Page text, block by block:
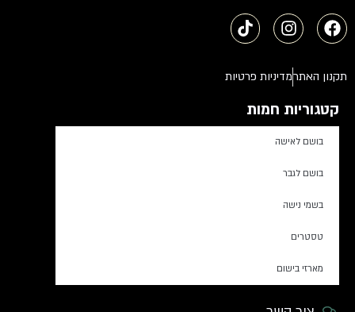
תקנון האתרמדיניות פרטיות
קטגוריות חמות
בושם לאישה
בושם לגבר
בשמי נישה
טסטרים
מארזי בישום